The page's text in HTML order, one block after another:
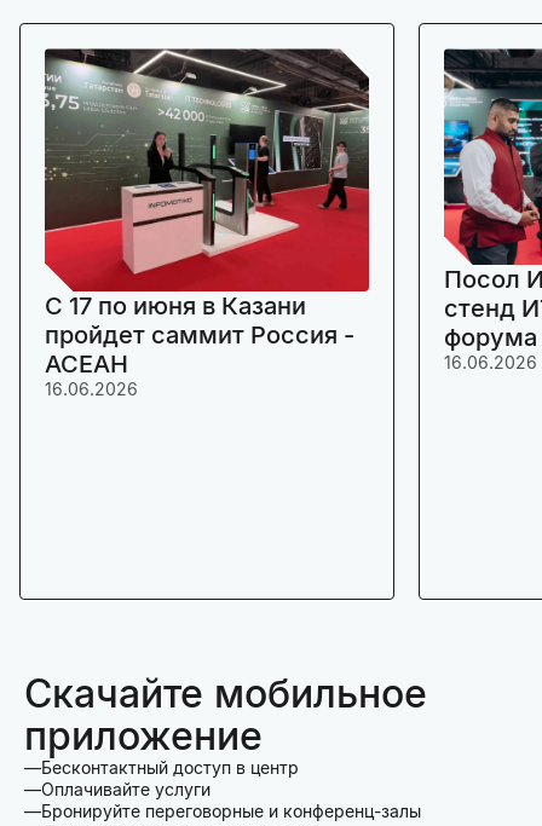
C 17 по июня в Казани
пройдет саммит Россия -
АСЕАН
16.06.2026
Посол
стенд
16.06.2026
Скачайте мобильное
приложение
Бесконтактный доступ в центр
Оплачивайте услуги
Бронируйте переговорные и конференц-залы